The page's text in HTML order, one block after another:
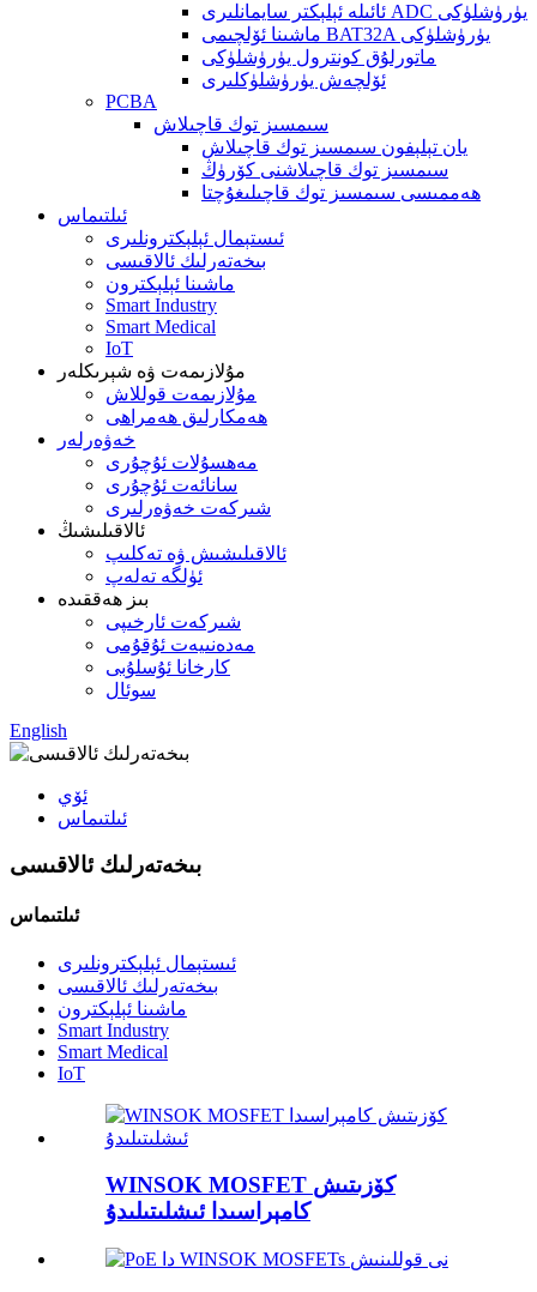
ئائىلە ئېلېكتر سايمانلىرى ADC يۈرۈشلۈكى
ماشىنا ئۆلچىمى BAT32A يۈرۈشلۈكى
ماتورلۇق كونترول يۈرۈشلۈكى
ئۆلچەش يۈرۈشلۈكلىرى
PCBA
سىمسىز توك قاچىلاش
يان تېلېفون سىمسىز توك قاچىلاش
سىمسىز توك قاچىلاشنى كۆرۈڭ
ھەممىسى سىمسىز توك قاچىلىغۇچتا
ئىلتىماس
ئىستېمال ئېلېكترونلىرى
بىخەتەرلىك ئالاقىسى
ماشىنا ئېلېكترون
Smart Industry
Smart Medical
IoT
مۇلازىمەت ۋە شېرىكلەر
مۇلازىمەت قوللاش
ھەمكارلىق ھەمراھى
خەۋەرلەر
مەھسۇلات ئۇچۇرى
سانائەت ئۇچۇرى
شىركەت خەۋەرلىرى
ئالاقىلىشىڭ
ئالاقىلىشىش ۋە تەكلىپ
ئۈلگە تەلەپ
بىز ھەققىدە
شىركەت ئارخىپى
مەدەنىيەت ئۇقۇمى
كارخانا ئۇسلۇبى
سوئال
English
ئۆي
ئىلتىماس
بىخەتەرلىك ئالاقىسى
ئىلتىماس
ئىستېمال ئېلېكترونلىرى
بىخەتەرلىك ئالاقىسى
ماشىنا ئېلېكترون
Smart Industry
Smart Medical
IoT
WINSOK MOSFET كۆزىتىش
كامېراسىدا ئىشلىتىلىدۇ